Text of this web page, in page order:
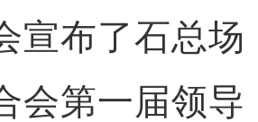
布了石总场
会第一届领导